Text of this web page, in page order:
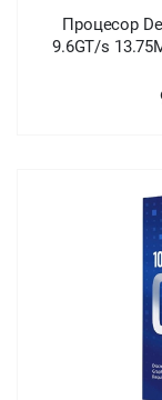
Процесор
9.6GT/s